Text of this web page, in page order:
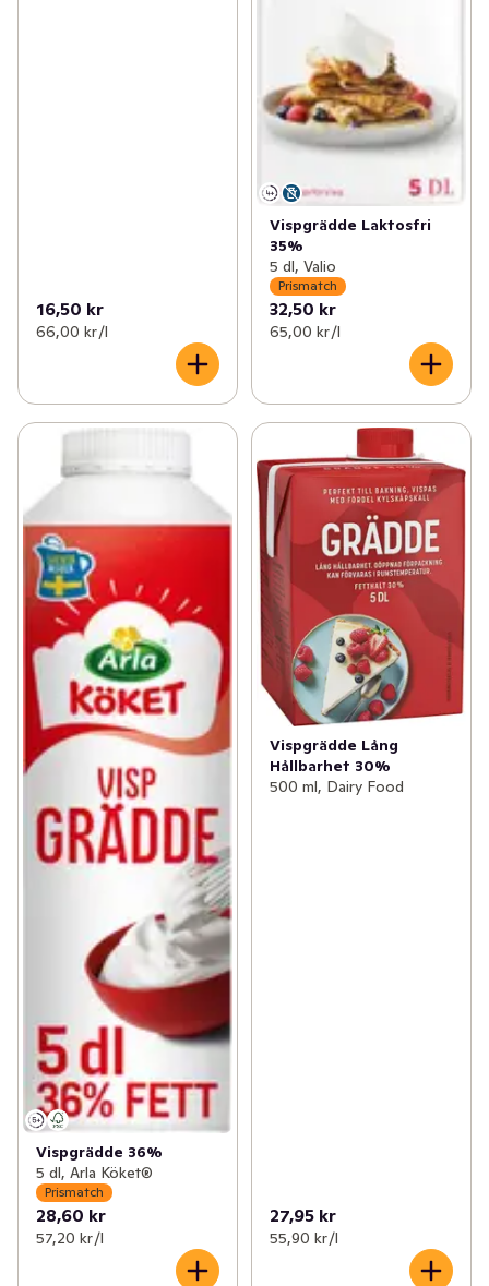
16,50 kr
66,00 kr /l
Vispgrädde Laktosfri
35%
5 dl, Valio
Prismatch
32,50 kr
65,00 kr /l
Vispgrädde 36%
5 dl, Arla Köket®
Prismatch
28,60 kr
57,20 kr /l
Vispgrädde Lång
Hållbarhet 30%
500 ml, Dairy Food
27,95 kr
55,90 kr /l